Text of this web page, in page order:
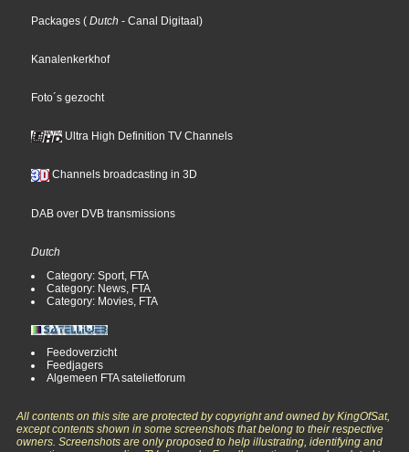
Packages ( Dutch - Canal Digitaal)
Kanalenkerkhof
Foto´s gezocht
Ultra High Definition TV Channels
Channels broadcasting in 3D
DAB over DVB transmissions
Dutch
Category: Sport, FTA
Category: News, FTA
Category: Movies, FTA
Feedoverzicht
Feedjagers
Algemeen FTA satelietforum
All contents on this site are protected by copyright and owned by KingOfSat,
except contents shown in some screenshots that belong to their respective
owners. Screenshots are only proposed to help illustrating, identifying and